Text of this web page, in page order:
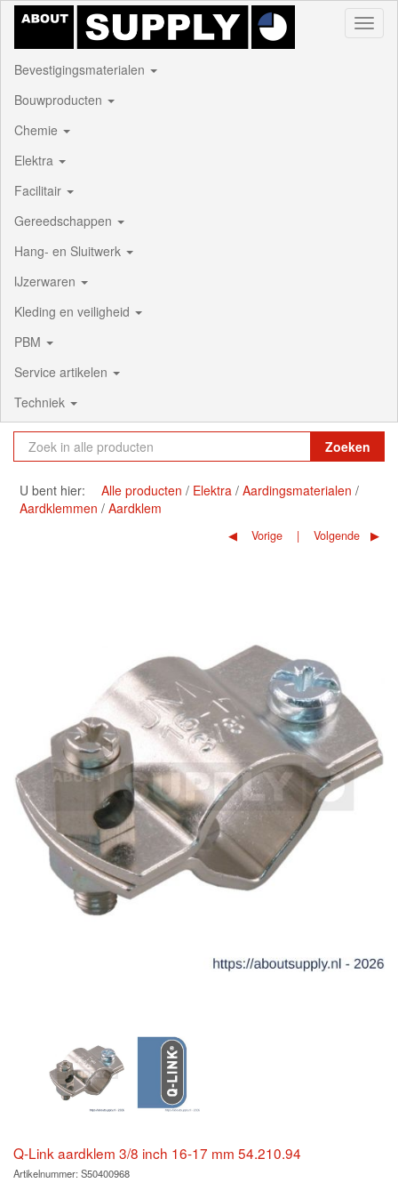
Bevestigingsmaterialen
Bouwproducten
Chemie
Elektra
Facilitair
Gereedschappen
Hang- en Sluitwerk
IJzerwaren
Kleding en veiligheid
PBM
Service artikelen
Techniek
Zoeken
U bent hier: Alle producten Elektra Aardingsmaterialen
Aardklemmen
Aardklem
Vorige Volgende
Q-Link aardklem 3/8 inch 16-17 mm 54.210.94
Artikelnummer: S50400968